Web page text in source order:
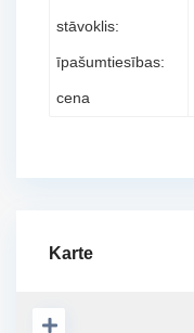
stāvoklis:
īpašumtiesības:
cena
Karte